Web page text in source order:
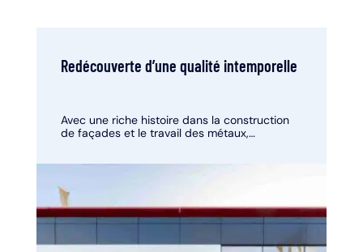
Redécouverte d’une qualité intemporelle
Avec une riche histoire dans la construction
de façades et le travail des métaux,